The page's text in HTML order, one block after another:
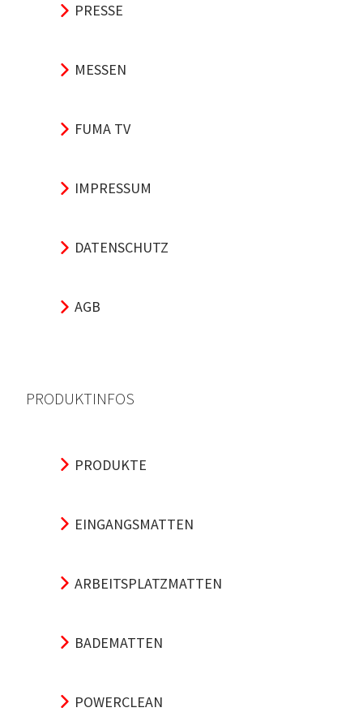
PRESSE
MESSEN
FUMA TV
IMPRESSUM
DATENSCHUTZ
AGB
PRODUKTINFOS
PRODUKTE
EINGANGSMATTEN
ARBEITSPLATZMATTEN
BADEMATTEN
POWERCLEAN